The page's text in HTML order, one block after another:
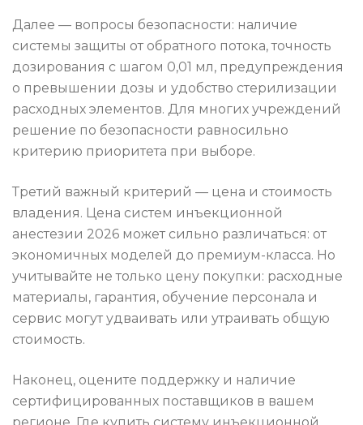
Далее — вопросы безопасности: наличие
системы защиты от обратного потока, точность
дозирования с шагом 0,01 мл, предупреждения
о превышении дозы и удобство стерилизации
расходных элементов. Для многих учреждений
решение по безопасности равносильно
критерию приоритета при выборе.
Третий важный критерий — цена и стоимость
владения. Цена систем инъекционной
анестезии 2026 может сильно различаться: от
экономичных моделей до премиум-класса. Но
учитывайте не только цену покупки: расходные
материалы, гарантия, обучение персонала и
сервис могут удваивать или утраивать общую
стоимость.
Наконец, оцените поддержку и наличие
сертифицированных поставщиков в вашем